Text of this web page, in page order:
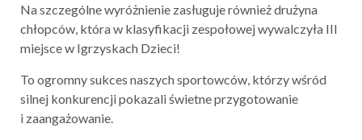
Na szczególne wyróżnienie zasługuje również drużyna
chłopców, która w klasyfikacji zespołowej wywalczyła III
miejsce w Igrzyskach Dzieci!
To ogromny sukces naszych sportowców, którzy wśród
silnej konkurencji pokazali świetne przygotowanie
i zaangażowanie.